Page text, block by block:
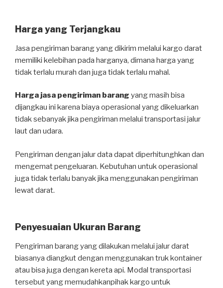
Harga yang Terjangkau
Jasa pengiriman barang yang dikirim melalui kargo darat
memiliki kelebihan pada harganya, dimana harga yang
tidak terlalu murah dan juga tidak terlalu mahal.
Harga jasa pengiriman barang yang masih bisa
dijangkau ini karena biaya operasional yang dikeluarkan
tidak sebanyak jika pengiriman melalui transportasi jalur
laut dan udara.
Pengiriman dengan jalur data dapat diperhitunghkan dan
mengemat pengeluaran. Kebutuhan untuk operasional
juga tidak terlalu banyak jika menggunakan pengiriman
lewat darat.
Penyesuaian Ukuran Barang
Pengiriman barang yang dilakukan melalui jalur darat
biasanya diangkut dengan menggunakan truk kontainer
atau bisa juga dengan kereta api. Modal transportasi
tersebut yang memudahkanpihak kargo untuk